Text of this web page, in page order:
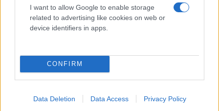
I want to allow Google to enable storage
related to advertising like cookies on web or
device identifiers in apps.
CONFIRM
Data Deletion Data Access Privacy Policy
Τακτοποίηση αντικειμένων με συγκεκριμένο
τρόπο
Όταν οι εμμονές και οι καταναγκασμοί:
Διαρκούν πάνω από1 ώρα την ημέρα